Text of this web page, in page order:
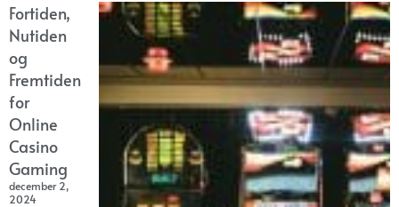
Fortiden,
Nutiden
og
Fremtiden
for
Online
Casino
Gaming
december 2,
2024